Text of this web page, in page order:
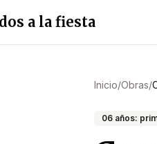
a la fiesta
Inicio/Obras/
06 años: